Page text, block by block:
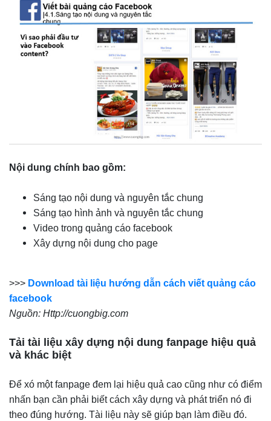
Nội dung chính bao gồm:
Sáng tạo nội dung và nguyên tắc chung
Sáng tạo hình ảnh và nguyên tắc chung
Video trong quảng cáo facebook
Xây dựng nội dung cho page
>>> Download tài liệu hướng dẫn cách viết quảng cáo
facebook
Nguồn: Http://cuongbig.com
Tải tài liệu xây dựng nội dung fanpage hiệu quả
và khác biệt
Để xó một fanpage đem lại hiệu quả cao cũng như có điểm
nhấn bạn cần phải biết cách xây dựng và phát triển nó đi
theo đúng hướng. Tài liệu này sẽ giúp bạn làm điều đó.